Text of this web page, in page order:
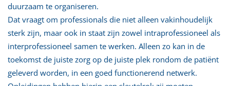
duurzaam te organiseren.
Dat vraagt om professionals die niet alleen vakinhoudelijk
sterk zijn, maar ook in staat zijn zowel intraprofessioneel als
interprofessioneel samen te werken. Alleen zo kan in de
toekomst de juiste zorg op de juiste plek rondom de patiënt
geleverd worden, in een goed functionerend netwerk.